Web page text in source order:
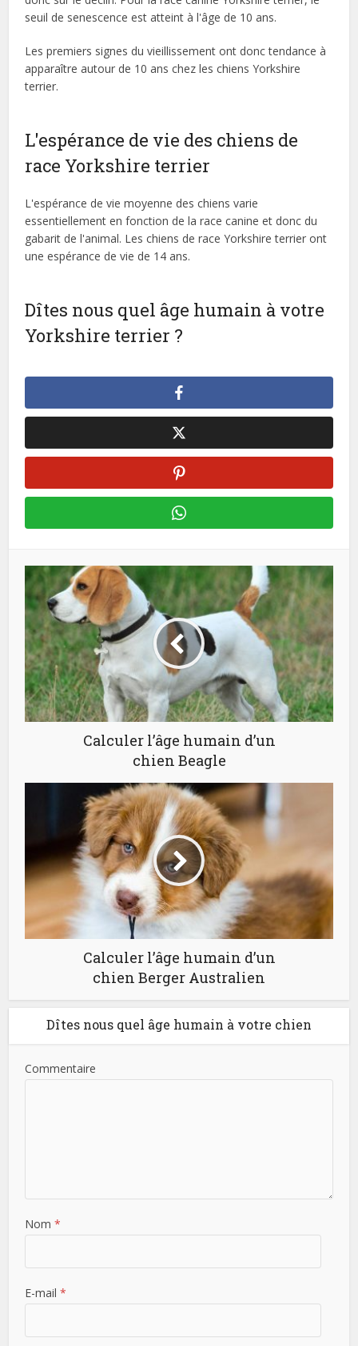
seuil de senescence est atteint à l'âge de 10 ans.
Les premiers signes du vieillissement ont donc tendance à
apparaître autour de 10 ans chez les chiens Yorkshire
terrier.
L'espérance de vie des chiens de
race Yorkshire terrier
L'espérance de vie moyenne des chiens varie
essentiellement en fonction de la race canine et donc du
gabarit de l'animal. Les chiens de race Yorkshire terrier ont
une espérance de vie de 14 ans.
Dîtes nous quel âge humain à votre
Yorkshire terrier ?
Calculer l’âge humain d’un
chien Beagle
Calculer l’âge humain d’un
chien Berger Australien
Dîtes nous quel âge humain à votre chien
Commentaire
Nom*
E-mail*